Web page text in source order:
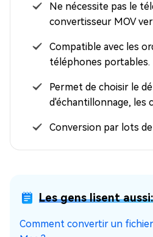
Ne nécessite pas le
convertisseur MOV
Compatible avec les
téléphones portables.
Permet de choisir le
d'échantillonnage, les
Conversion par lots
Les gens lisent aussi:
Comment convertir un